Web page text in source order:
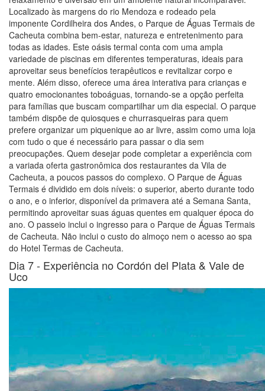
Localizado às margens do rio Mendoza e rodeado pela
imponente Cordilheira dos Andes, o Parque de Águas Termais de
Cacheuta combina bem-estar, natureza e entretenimento para
todas as idades. Este oásis termal conta com uma ampla
variedade de piscinas em diferentes temperaturas, ideais para
aproveitar seus benefícios terapêuticos e revitalizar corpo e
mente. Além disso, oferece uma área interativa para crianças e
quatro emocionantes toboáguas, tornando-se a opção perfeita
para famílias que buscam compartilhar um dia especial. O parque
também dispõe de quiosques e churrasqueiras para quem
prefere organizar um piquenique ao ar livre, assim como uma loja
com tudo o que é necessário para passar o dia sem
preocupações. Quem desejar pode completar a experiência com
a variada oferta gastronômica dos restaurantes da Vila de
Cacheuta, a poucos passos do complexo. O Parque de Águas
Termais é dividido em dois níveis: o superior, aberto durante todo
o ano, e o inferior, disponível da primavera até a Semana Santa,
permitindo aproveitar suas águas quentes em qualquer época do
ano. O passeio inclui o ingresso para o Parque de Águas Termais
de Cacheuta. Não inclui o custo do almoço nem o acesso ao spa
do Hotel Termas de Cacheuta.
Dia 7 - Experiência no Cordón del Plata & Vale de
Uco